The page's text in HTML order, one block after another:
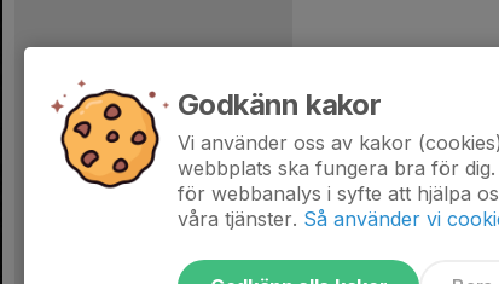
Godkänn kakor
Vi använder oss av kakor
webbplats ska fungera bra för
för webbanalys i syfte att hjälpa
våra tjänster. Så använder vi